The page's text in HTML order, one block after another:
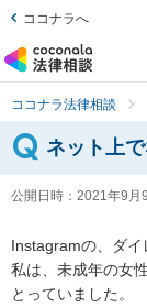
ココナラへ
ココナラ法律相談
ネット上
公開日時： 2021年9月
Instagramの、ダ
私は、未成年の女
とっていました。